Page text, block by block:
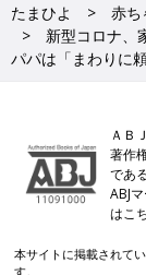
たまひよ 赤ち
新型コロナ、
パパは「まわりに
ＡＢ
著作
であ
ABJ
は
本サイトに掲載されて
す。